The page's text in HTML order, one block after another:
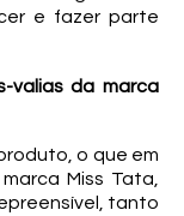
e fazer parte
valias da marca
o que em
Miss Tata,
tanto